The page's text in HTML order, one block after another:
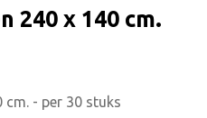
240 x 140 cm.
cm. - per 30 stuks